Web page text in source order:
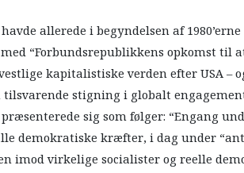
allerede i begyndelsen af
“Forbundsrepublikkens opkomst til
kapitalistiske verden efter USA –
stigning i globalt
sig som følger: “Engang
demokratiske kræfter, i dag under
imod virkelige socialister og reelle